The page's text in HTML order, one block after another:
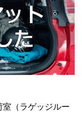
（ラゲッジルー